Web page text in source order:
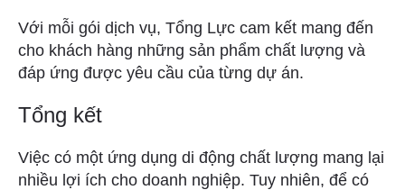
Với mỗi gói dịch vụ, Tổng Lực cam kết mang đến
cho khách hàng những sản phẩm chất lượng và
đáp ứng được yêu cầu của từng dự án.
Tổng kết
Việc có một ứng dụng di động chất lượng mang lại
nhiều lợi ích cho doanh nghiệp. Tuy nhiên, để có